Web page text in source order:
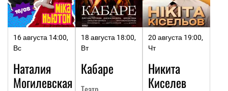
16 августа 14:00,
Вс
Наталия
Могилевская
18 августа 18:00,
Вт
Кабаре
20 августа 19:00,
Чт
Никита
Киселев